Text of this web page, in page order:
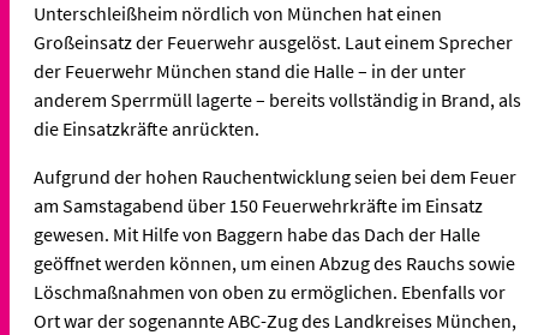
Unterschleißheim nördlich von München hat einen
Großeinsatz der Feuerwehr ausgelöst. Laut einem Sprecher
der Feuerwehr München stand die Halle – in der unter
anderem Sperrmüll lagerte – bereits vollständig in Brand, als
die Einsatzkräfte anrückten.
Aufgrund der hohen Rauchentwicklung seien bei dem Feuer
am Samstagabend über 150 Feuerwehrkräfte im Einsatz
gewesen. Mit Hilfe von Baggern habe das Dach der Halle
geöffnet werden können, um einen Abzug des Rauchs sowie
Löschmaßnahmen von oben zu ermöglichen. Ebenfalls vor
Ort war der sogenannte ABC-Zug des Landkreises München,